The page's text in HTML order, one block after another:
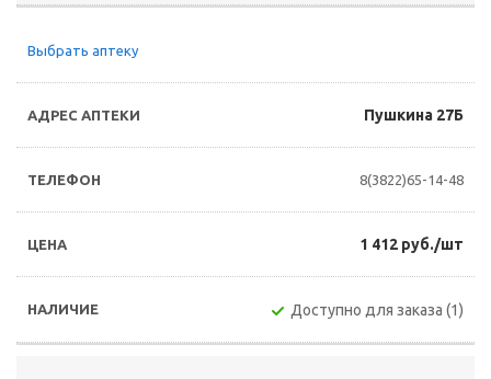
Выбрать аптеку
Пушкина 27Б
8(3822)65-14-48
1 412 руб./шт
Доступно для заказа (1)